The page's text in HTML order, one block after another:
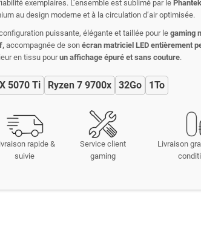
exemplaires. L’ensemble est sublimé par le
au design moderne et à la circulation d’air optimisée.
puissante, élégante et taillée pour le gaming
accompagnée de son écran matriciel LED entièrement
en tissu pourun affichage épuré et sans couture.
5070 Ti Ryzen 7 9700x 32Go 1To
rapide &
suivie
Service client
gaming
Livraison